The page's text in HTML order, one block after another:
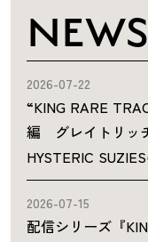
NEWS
2026-07-22
“KING RARE
編 グレイトリッ
HYSTERIC
2026-07-15
配信シリーズ『